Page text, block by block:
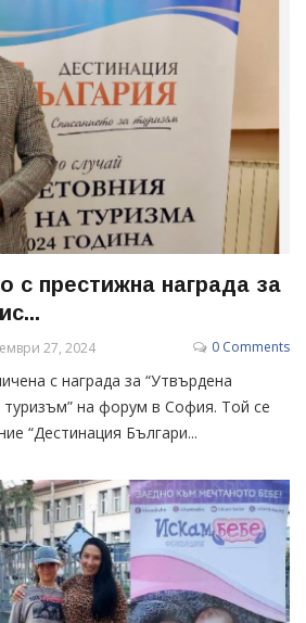
с престижна награда за
27, 2024 0 Comments
с награда за “Утвърдена
туризъм” на форум в София. Той се
“Дестинация Българи...